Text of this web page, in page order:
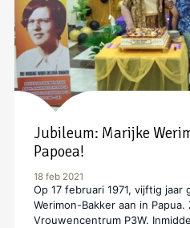
Jubileum: Marijke
Papoea!
18 feb 2021
Op 17 februari 1971, vijftig jaar
Werimon-Bakker aan in
Vrouwencentrum P3W.